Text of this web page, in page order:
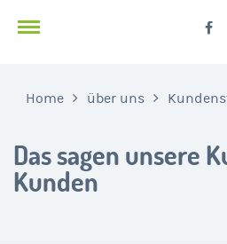
Home über uns
Das sagen unsere
Kunden